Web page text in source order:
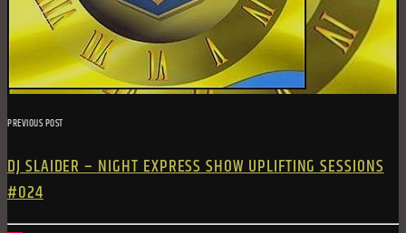
PREVIOUS POST
DJ SLAIDER – NIGHT EXPRESS SHOW UPLIFTING SESSIONS
#024